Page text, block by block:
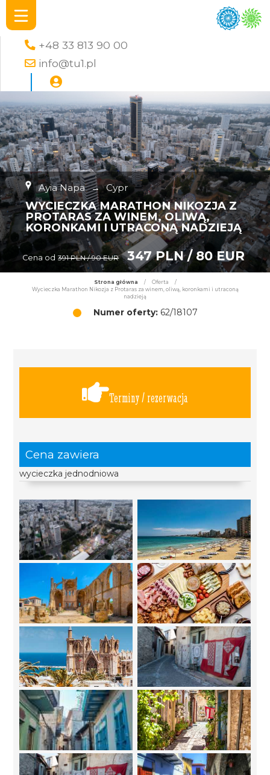
+48 33 813 90 00
info@tu1.pl
Ayia Napa → Cypr
WYCIECZKA MARATHON NIKOZJA Z
PROTARAS ZA WINEM, OLIWĄ,
KORONKAMI I UTRACONĄ NADZIEJĄ
Cena od 391 PLN / 90 EUR 347 PLN / 80 EUR
Strona główna / Oferta
/
Wycieczka Marathon Nikozja z Protaras za winem, oliwą, koronkami i utraconą
nadzieją
Numer oferty:62/18107
Terminy / rezerwacja
Cena zawiera
wycieczka jednodniowa